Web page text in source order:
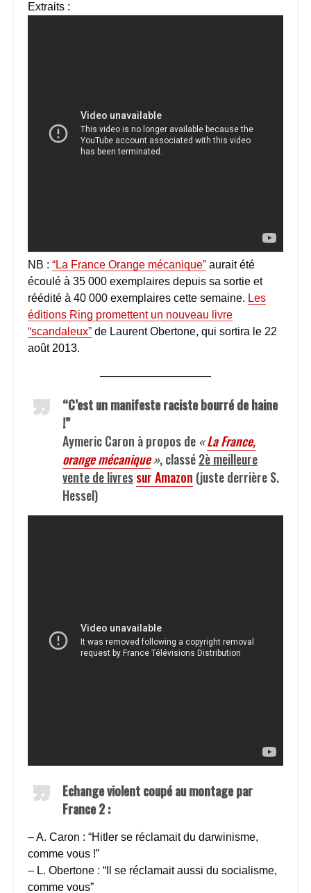
Extraits :
NB : “La France Orange mécanique” aurait été
écoulé à 35 000 exemplaires depuis sa sortie et
réédité à 40 000 exemplaires cette semaine. Les
éditions Ring promettent un nouveau livre
“scandaleux” de Laurent Obertone, qui sortira le 22
août 2013.
——————————
“C’est un manifeste raciste bourré de haine
!”
Aymeric Caron à propos de «La France,
orange mécanique», classé2è meilleure
vente de livressur Amazon (juste derrière S.
Hessel)
Echange violent coupé au montage par
France 2 :
– A. Caron : “Hitler se réclamait du darwinisme,
comme vous !”
– L. Obertone : “Il se réclamait aussi du socialisme,
comme vous”